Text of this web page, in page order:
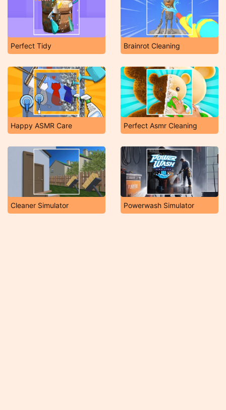
Perfect Tidy Brainrot Cleaning
Happy ASMR Care Perfect Asmr Cleaning
Cleaner Simulator Powerwash Simulator